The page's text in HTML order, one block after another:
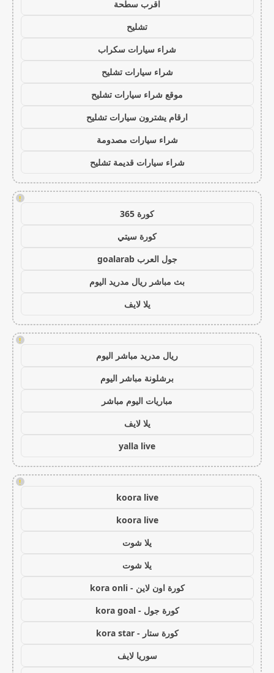
اقرب سطحة
تشليح
شراء سيارات سكراب
شراء سيارات تشليح
موقع شراء سيارات تشليح
ارقام يشترون سيارات تشليح
شراء سيارات مصدومة
شراء سيارات قديمة تشليح
!
كورة 365
كورة سيتي
جول العرب goalarab
بث مباشر ريال مدريد اليوم
يلا لايف
!
ريال مدريد مباشر اليوم
برشلونة مباشر اليوم
مباريات اليوم مباشر
يلا لايف
yalla live
!
koora live
koora live
يلا شوت
يلا شوت
كورة اون لاين - kora onli
كورة جول - kora goal
كورة ستار - kora star
سوريا لايف